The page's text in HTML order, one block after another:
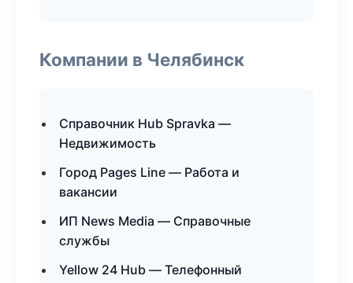
Компании в Челябинск
Справочник Hub Spravka —
Недвижимость
Город Pages Line — Работа и
вакансии
ИП News Media — Справочные
службы
Yellow 24 Hub — Телефонный